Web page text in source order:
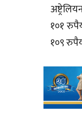
१०१
१०९